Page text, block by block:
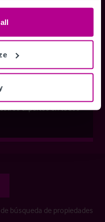
de mercado y
expertos en todos
búsqueda de propiedades